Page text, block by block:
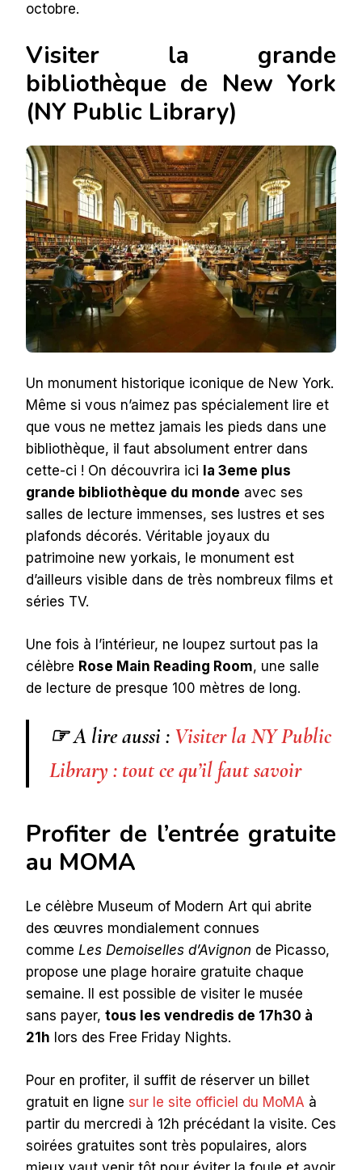
octobre.
Visiter la grande
bibliothèque de New York
(NY Public Library)
Un monument historique iconique de New York.
Même si vous n’aimez pas spécialement lire et
que vous ne mettez jamais les pieds dans une
bibliothèque, il faut absolument entrer dans
cette-ci ! On découvrira ici la 3eme plus
grande bibliothèque du monde avec ses
salles de lecture immenses, ses lustres et ses
plafonds décorés. Véritable joyaux du
patrimoine new yorkais, le monument est
d’ailleurs visible dans de très nombreux films et
séries TV.
Une fois à l’intérieur, ne loupez surtout pas la
célèbre Rose Main Reading Room, une salle
de lecture de presque 100 mètres de long.
☞ A lire aussi : Visiter la NY Public
Library : tout ce qu’il faut savoir
Profiter de l’entrée gratuite
au MOMA
Le célèbre Museum of Modern Art qui abrite
des œuvres mondialement connues
comme Les Demoiselles d’Avignon de Picasso,
propose une plage horaire gratuite chaque
semaine. Il est possible de visiter le musée
sans payer, tous les vendredis de 17h30 à
21h lors des Free Friday Nights.
Pour en profiter, il suffit de réserver un billet
gratuit en ligne sur le site officiel du MoMA à
partir du mercredi à 12h précédant la visite. Ces
soirées gratuites sont très populaires, alors